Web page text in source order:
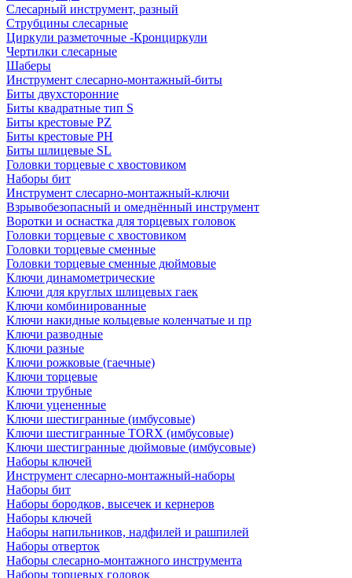
Слесарный инструмент, разный
Струбцины слесарные
Циркули разметочные -Кронциркули
Чертилки слесарные
Шаберы
Инструмент слесарно-монтажный-биты
Биты двухсторонние
Биты квадратные тип S
Биты крестовые РZ
Биты крестовые РН
Биты шлицевые SL
Головки торцевые с хвостовиком
Наборы бит
Инструмент слесарно-монтажный-ключи
Взрывобезопасный и омеднённый инструмент
Воротки и оснаcтка для торцевых головок
Головки торцевые с хвостовиком
Головки торцевые сменные
Головки торцевые сменные дюймовые
Ключи динамометрические
Ключи для круглых шлицевых гаек
Ключи комбинированные
Ключи накидные кольцевые коленчатые и пр
Ключи разводные
Ключи разные
Ключи рожковые (гаечные)
Ключи торцевые
Ключи трубные
Ключи уцененные
Ключи шестигранные (имбусовые)
Ключи шестигранные TORX (имбусовые)
Ключи шестигранные дюймовые (имбусовые)
Наборы ключей
Инструмент слесарно-монтажный-наборы
Наборы бит
Наборы бородков, высечек и кернеров
Наборы ключей
Наборы напильников, надфилей и рашпилей
Наборы отверток
Наборы слесарно-монтажного инструмента
Наборы торцевых головок